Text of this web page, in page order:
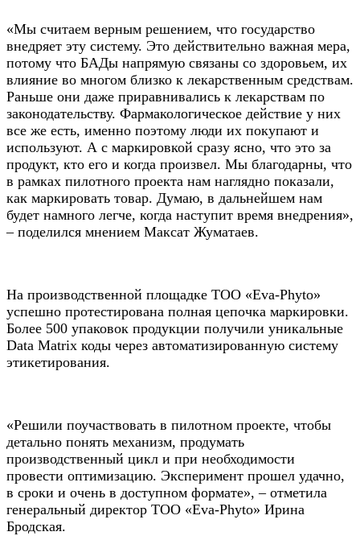
«Мы считаем верным решением, что государство
внедряет эту систему. Это действительно важная мера,
потому что БАДы напрямую связаны со здоровьем, их
влияние во многом близко к лекарственным средствам.
Раньше они даже приравнивались к лекарствам по
законодательству. Фармакологическое действие у них
все же есть, именно поэтому люди их покупают и
используют. А с маркировкой сразу ясно, что это за
продукт, кто его и когда произвел. Мы благодарны, что
в рамках пилотного проекта нам наглядно показали,
как маркировать товар. Думаю, в дальнейшем нам
будет намного легче, когда наступит время внедрения»,
– поделился мнением Максат Жуматаев.
На производственной площадке ТОО «Eva-Phyto»
успешно протестирована полная цепочка маркировки.
Более 500 упаковок продукции получили уникальные
Data Matrix коды через автоматизированную систему
этикетирования.
«Решили поучаствовать в пилотном проекте, чтобы
детально понять механизм, продумать
производственный цикл и при необходимости
провести оптимизацию. Эксперимент прошел удачно,
в сроки и очень в доступном формате», – отметила
генеральный директор ТОО «Eva-Phyto» Ирина
Бродская.